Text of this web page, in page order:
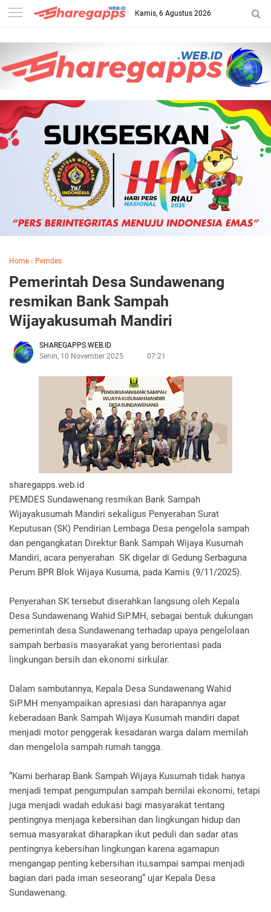
Kamis, 6 Agustus 2026
Home › Pemdes
Pemerintah Desa Sundawenang
resmikan Bank Sampah
Wijayakusumah Mandiri
SHAREGAPPS.WEB.ID
Senin, 10 November 2025
07:21
sharegapps.web.id
PEMDES Sundawenang resmikan Bank Sampah
Wijayakusumah Mandiri sekaligus Penyerahan Surat
Keputusan (SK) Pendirian Lembaga Desa pengelola sampah
dan pengangkatan Direktur Bank Sampah Wijaya Kusumah
Mandiri, acara penyerahan SK digelar di Gedung Serbaguna
Perum BPR Blok Wijaya Kusuma, pada Kamis (9/11/2025).
Penyerahan SK tersebut diserahkan langsung oleh Kepala
Desa Sundawenang Wahid SiP.MH, sebagai bentuk dukungan
pemerintah desa Sundawenang terhadap upaya pengelolaan
sampah berbasis masyarakat yang berorientasi pada
lingkungan bersih dan ekonomi sirkular.
Dalam sambutannya, Kepala Desa Sundawenang Wahid
SiP.MH menyampaikan apresiasi dan harapannya agar
keberadaan Bank Sampah Wijaya Kusumah mandiri dapat
menjadi motor penggerak kesadaran warga dalam memilah
dan mengelola sampah rumah tangga.
“Kami berharap Bank Sampah Wijaya Kusumah tidak hanya
menjadi tempat pengumpulan sampah bernilai ekonomi, tetapi
juga menjadi wadah edukasi bagi masyarakat tentang
pentingnya menjaga kebersihan dan lingkungan hidup dan
semua masyarakat diharapkan ikut peduli dan sadar atas
pentingnya kebersihan lingkungan karena agamapun
mengangap penting kebersihan itu,sampai sampai menjadi
bagian dari pada iman seseorang” ujar Kepala Desa
Sundawenang.